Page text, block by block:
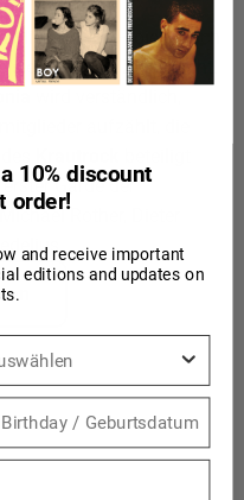
dieses Projekt auch
ein Begriff. Zu Unrecht.
Garde der
Rother, Dieter
10% discount
order!
and receive important
editions and updates on